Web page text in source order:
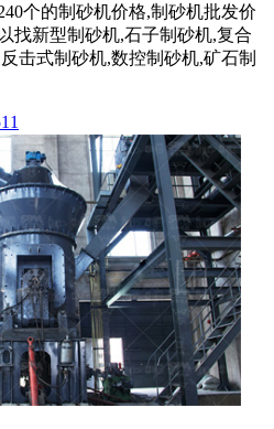
个的制砂机价格,制砂机批发价
找新型制砂机,石子制砂机,复合
击式制砂机,数控制砂机,矿石制